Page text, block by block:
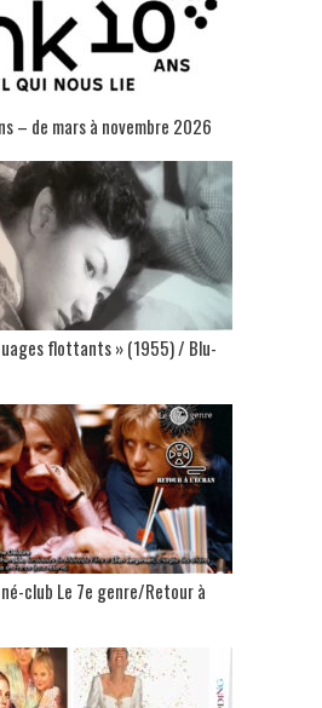
– de mars à novembre 2026
flottants » (1955) / Blu-
club Le 7e genre/Retour à